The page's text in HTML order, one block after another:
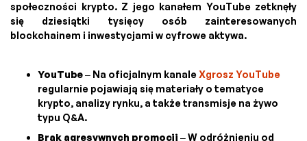
społeczności krypto. Z jego kanałem YouTube zetknęły
się dziesiątki tysięcy osób zainteresowanych
blockchainem i inwestycjami w cyfrowe aktywa.
YouTube– Na oficjalnym kanale Xgrosz YouTube
regularnie pojawiają się materiały o tematyce
krypto, analizy rynku, a także transmisje na żywo
typu Q&A.
Brak agresywnych promocji – W odróżnieniu od